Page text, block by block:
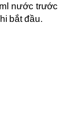
nước trước
bắt đầu.